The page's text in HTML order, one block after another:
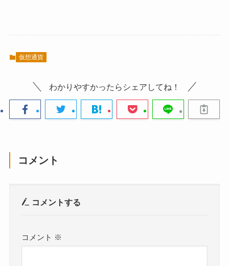
仮想通貨
わかりやすかったらシェアしてね！
コメント
コメントする
コメント ※